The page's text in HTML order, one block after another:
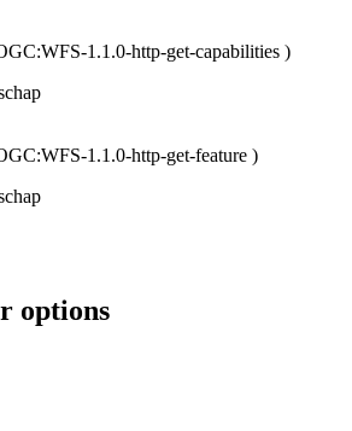
1.1.0-http-get-capabilities )
1.1.0-http-get-feature )
options